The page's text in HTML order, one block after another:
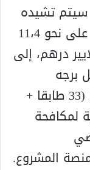
سيتم تشيده
على قطعة أرضية تمتد مساحتها على نحو 11،4
درهم، إلى
برجه
الرئيسي الذي يبلغ طوله 151 مترا (33 طابقا +
لمكافحة